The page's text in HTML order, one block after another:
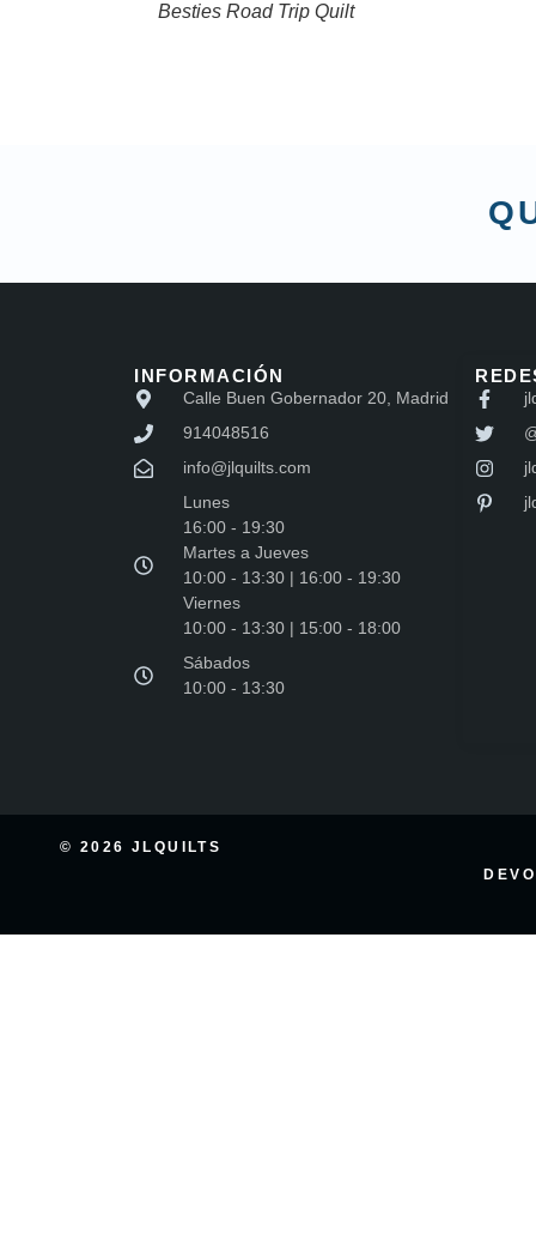
Besties Road Trip Quilt
INFORMACIÓN
Calle Buen Gobernador 20, Madrid
914048516
info@jlquilts.com
Lunes
16:00 - 19:30
Martes a Jueves
10:00 - 13:30 | 16:00 - 19:30
Viernes
10:00 - 13:30 | 15:00 - 18:00
Sábados
10:00 - 13:30
© 2026 JLQUILTS